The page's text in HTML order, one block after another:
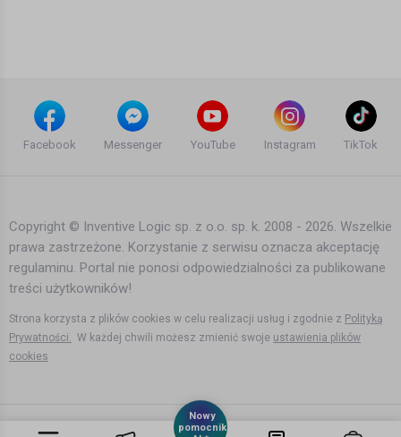
Armin van Buuren ft. Laura V -
Drowning (Avicii Remix Edit) HD HQ
Armin van Buuren feat. VanVelzen -
Broken Tonight (Official Music Video)
Beautiful Life (Official Music Video)
13 lat temu •
Facebook Messenger YouTube Instagram TikTok
Copyright © Inventive Logic sp. z o.o. sp. k. 2008 - 2026. Wszelkie
prawa zastrzeżone. Korzystanie z serwisu oznacza akceptację
regulaminu. Portal nie ponosi odpowiedzialności za publikowane
treści użytkowników!
Strona korzysta z plików cookies w celu realizacji usług i zgodnie z Polityką
Prywatności. W każdej chwili możesz zmienić swoje ustawienia plików
cookies
Nowy
pomocnik